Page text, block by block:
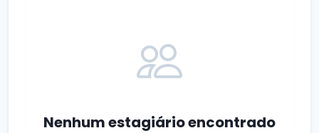
Nenhum estagiário encontrado